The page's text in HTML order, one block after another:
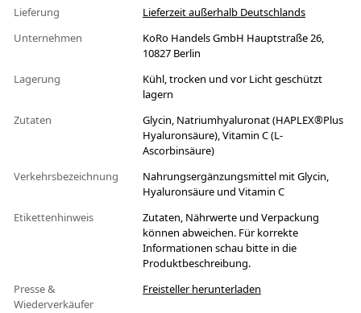
Lieferung
Lieferzeit außerhalb Deutschlands
Unternehmen
KoRo Handels GmbH Hauptstraße 26,
10827 Berlin
Lagerung
Kühl, trocken und vor Licht geschützt
lagern
Zutaten
Glycin, Natriumhyaluronat (HAPLEX®Plus
Hyaluronsäure), Vitamin C (L-
Ascorbinsäure)
Verkehrsbezeichnung
Nahrungsergänzungsmittel mit Glycin,
Hyaluronsäure und Vitamin C
Etikettenhinweis
Zutaten, Nährwerte und Verpackung
können abweichen. Für korrekte
Informationen schau bitte in die
Produktbeschreibung.
Presse &
Wiederverkäufer
Freisteller herunterladen